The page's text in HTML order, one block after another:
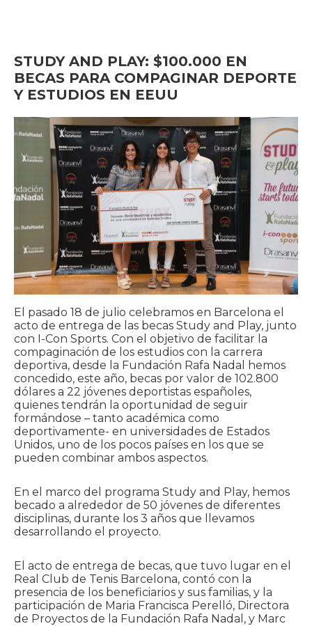
STUDY AND PLAY: $100.000 EN
BECAS PARA COMPAGINAR DEPORTE
Y ESTUDIOS EN EEUU
El pasado 18 de julio celebramos en Barcelona el
acto de entrega de las becas Study and Play, junto
con I-Con Sports. Con el objetivo de facilitar la
compaginación de los estudios con la carrera
deportiva, desde la Fundación Rafa Nadal hemos
concedido, este año, becas por valor de 102.800
dólares a 22 jóvenes deportistas españoles,
quienes tendrán la oportunidad de seguir
formándose – tanto académica como
deportivamente- en universidades de Estados
Unidos, uno de los pocos países en los que se
pueden combinar ambos aspectos.
En el marco del programa Study and Play, hemos
becado a alrededor de 50 jóvenes de diferentes
disciplinas, durante los 3 años que llevamos
desarrollando el proyecto.
El acto de entrega de becas, que tuvo lugar en el
Real Club de Tenis Barcelona, contó con la
presencia de los beneficiarios y sus familias, y la
participación de Maria Francisca Perelló, Directora
de Proyectos de la Fundación Rafa Nadal, y Marc